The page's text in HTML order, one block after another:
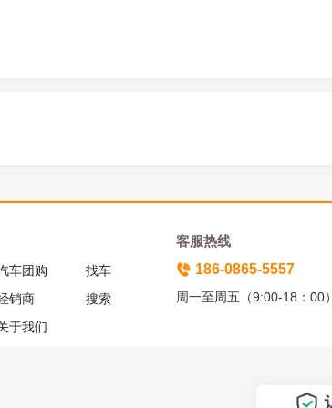
车团购
找车
销商
搜索
于我们
客服热线
186-0865-5557
周一至周五（9:00-18：00）